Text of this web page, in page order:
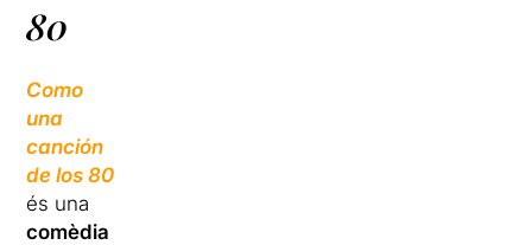
80
Como
una
canción
de los 80
és una
comèdia